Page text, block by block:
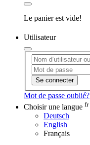
Le panier est vide!
Utilisateur
Se connecter
Mot de passe oublié?
Choisir une langue fr
Deutsch
English
Français